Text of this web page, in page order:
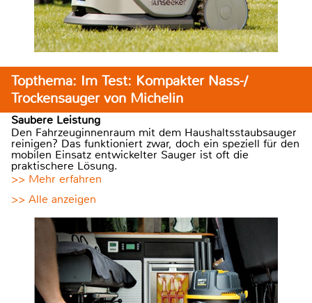
Topthema: Im Test: Kompakter Nass-/
Trockensauger von Michelin
Saubere Leistung
Den Fahrzeuginnenraum mit dem Haushaltsstaubsauger
reinigen? Das funktioniert zwar, doch ein speziell für den
mobilen Einsatz entwickelter Sauger ist oft die
praktischere Lösung.
>> Mehr erfahren
>> Alle anzeigen